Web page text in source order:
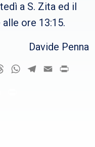
a S. Zita ed il
ore 13:15.
Davide Penna
ThreadsWhatsApp
Telegram
Email